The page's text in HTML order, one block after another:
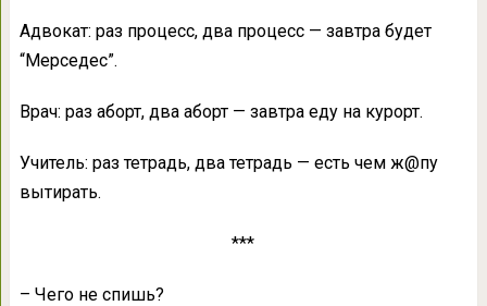
Адвокат: раз процесс, два процесс — завтра будет
“Мерседес”.
Врач: раз аборт, два аборт — завтра еду на курорт.
Учитель: раз тетрадь, два тетрадь — есть чем ж@пу
вытирать.
***
– Чего не спишь?